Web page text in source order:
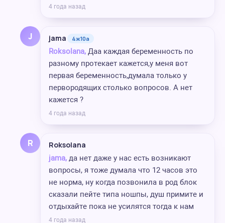
4 года назад
J jama 4ж10а
Roksolana, Даа каждая беременность по
разному протекает кажется,у меня вот
первая беременность,думала только у
первородящих столько вопросов. А нет
кажется ?
4 года назад
R Roksolana
jama, да нет даже у нас есть возникают
вопросы, я тоже думала что 12 часов это
не норма, ну когда позвонила в род блок
сказали пейте типа ношпы, душ примите и
отдыхайте пока не усилятся тогда к нам
4 года назад